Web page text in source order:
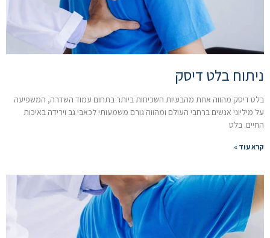
ניתוח בלט דיסק
בלט דיסק מהווה אחת מהבעיות השכיחות ביותר בתחום עמוד השדרה, המשפיעה
על מיליוני אנשים ברחבי העולם ומהווה גורם משמעותי לכאבי גב וירידה באיכות
החיים. בלט
קרא עוד »